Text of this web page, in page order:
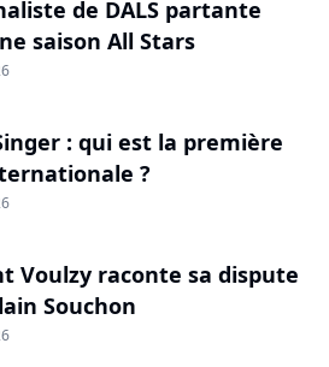
de DALS partante
saison All Stars
: qui est la première
?
Voulzy raconte sa dispute
Souchon